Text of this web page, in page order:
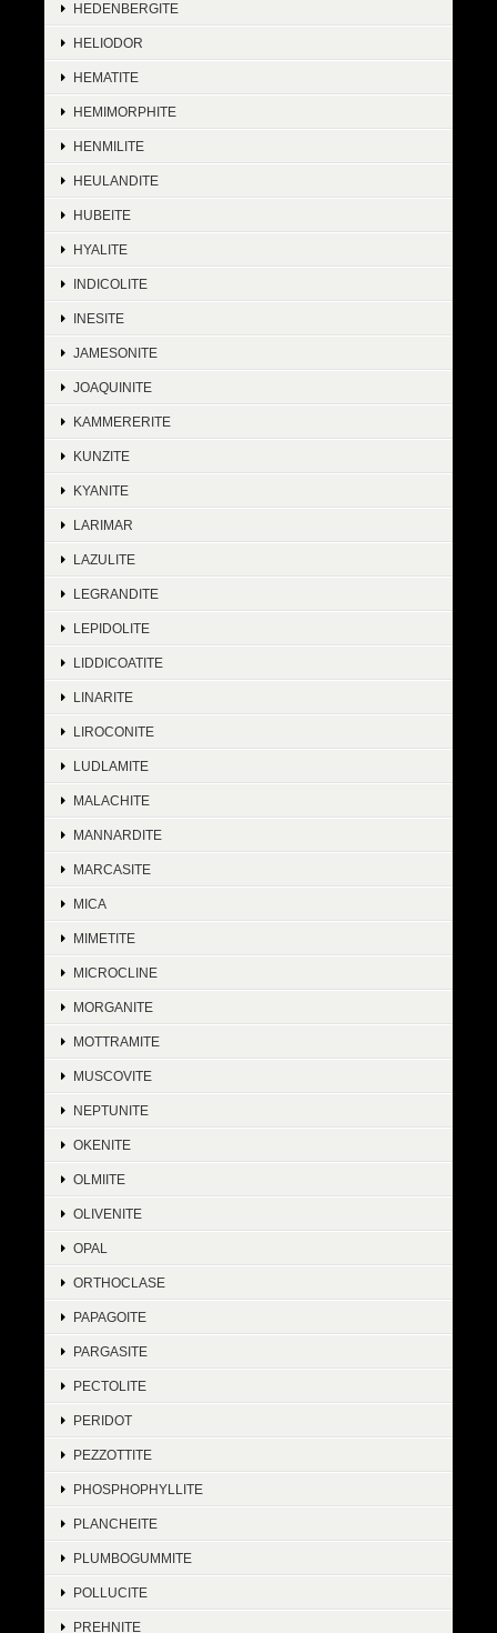
HEDENBERGITE
HELIODOR
HEMATITE
HEMIMORPHITE
HENMILITE
HEULANDITE
HUBEITE
HYALITE
INDICOLITE
INESITE
JAMESONITE
JOAQUINITE
KAMMERERITE
KUNZITE
KYANITE
LARIMAR
LAZULITE
LEGRANDITE
LEPIDOLITE
LIDDICOATITE
LINARITE
LIROCONITE
LUDLAMITE
MALACHITE
MANNARDITE
MARCASITE
MICA
MIMETITE
MICROCLINE
MORGANITE
MOTTRAMITE
MUSCOVITE
NEPTUNITE
OKENITE
OLMIITE
OLIVENITE
OPAL
ORTHOCLASE
PAPAGOITE
PARGASITE
PECTOLITE
PERIDOT
PEZZOTTITE
PHOSPHOPHYLLITE
PLANCHEITE
PLUMBOGUMMITE
POLLUCITE
PREHNITE